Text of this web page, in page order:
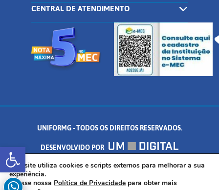
Abrir a barra de ferramentas
CENTRAL DE ATENDIMENTO
UNIFORMG - TODOS OS DIREITOS RESERVADOS.
DESENVOLVIDO POR
AV. DR. ARNALDO DE SENNA, 328 - PALMEIRAS, FORMIGA/MG - CEP:
35.574.530
Este site utiliza cookies e scripts externos para melhorar a sua
experiência.
Acesse nossa Política de Privacidade para obter mais